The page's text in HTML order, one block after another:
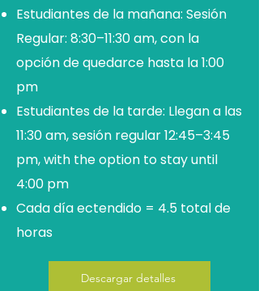
Estudiantes de la mañana: Sesión
Regular: 8:30–11:30 am, con la
opción de quedarce hasta la 1:00
pm
Estudiantes de la tarde: Llegan a las
11:30 am, sesión regular 12:45–3:45
pm, with the option to stay until
4:00 pm
Cada día ectendido = 4.5 total de
horas
Descargar detalles